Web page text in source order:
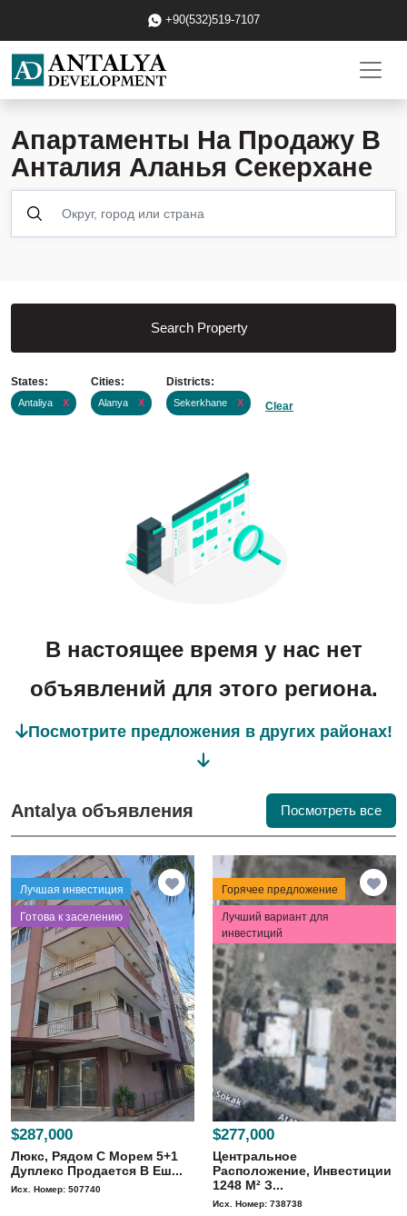
+90(532)519-7107
Апартаменты На Продажу В
Анталия Аланья Секерхане
Search Property
States:
Antaliya X
Cities:
Alanya X
Districts:
Sekerkhane X Clear
В настоящее время у нас нет
объявлений для этого региона.
Посмотрите предложения в других районах!
Antalya объявления Посмотреть все
Лучшая инвестиция
⁠Готова к заселению
$287,000
Люкс, Рядом С Морем 5+1
Дуплекс Продается В Еш...
Исх. Номер: 507740
Горячее предложение
Лучший вариант для
инвестиций
$277,000
Центральное
Расположение, Инвестиции
1248 M² З...
Исх. Номер: 738738